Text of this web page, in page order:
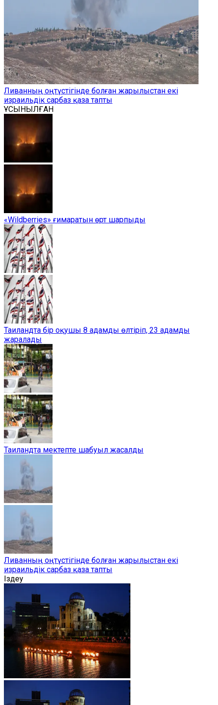
Ливанның оңтүстігінде болған жарылыстан екі
израильдік сарбаз қаза тапты
ҰСЫНЫЛҒАН
«Wildberries» ғимаратын өрт шарпыды
Таиландта бір оқушы 8 адамды өлтіріп, 23 адамды
жаралады
Таиландта мектепте шабуыл жасалды
Ливанның оңтүстігінде болған жарылыстан екі
израильдік сарбаз қаза тапты
Іздеу